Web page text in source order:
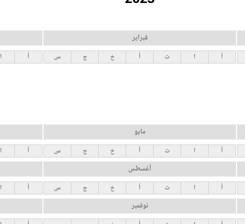
فبراير
أ ا ث أ خ ج س أ ا
مايو
أ ا ث أ خ ج س أ ا
أغسطس
أ ا ث أ خ ج س أ ا
نوفمبر